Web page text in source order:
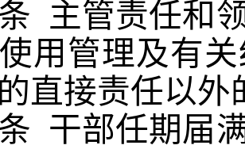
主管责任和
用管理及有
直接责任以
干部任期届